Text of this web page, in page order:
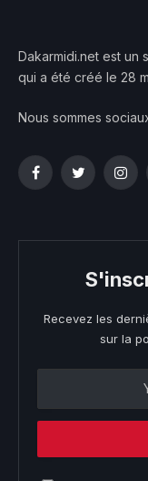
Dakarmidi.net est un
qui a été créé le 28
Nous sommes
FacebookTwitter
Recevez les
sur la